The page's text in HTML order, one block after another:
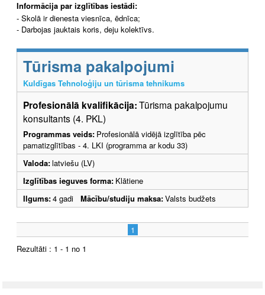
Informācija par izglītības iestādi:
- Skolā ir dienesta viesnīca, ēdnīca;
- Darbojas jauktais koris, deju kolektīvs.
Tūrisma pakalpojumi
Kuldīgas Tehnoloģiju un tūrisma tehnikums
Profesionālā kvalifikācija:Tūrisma pakalpojumu
konsultants (4. PKL)
Programmas veids: Profesionālā vidējā izglītība pēc
pamatizglītības - 4. LKI (programma ar kodu 33)
Valoda:latviešu (LV)
Izglītības ieguves forma: Klātiene
Ilgums:4 gadi Mācību/studiju maksa:Valsts budžets
1
Rezultāti : 1 - 1 no 1